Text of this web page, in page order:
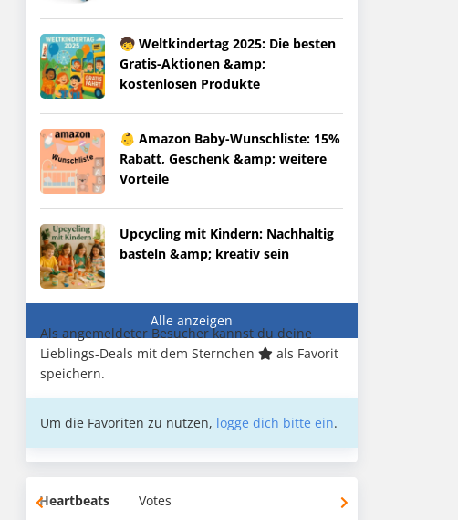
🧒 Weltkindertag 2025: Die besten
Gratis-Aktionen &amp;
kostenlosen Produkte
👶 Amazon Baby-Wunschliste: 15%
Rabatt, Geschenk &amp; weitere
Vorteile
Upcycling mit Kindern: Nachhaltig
basteln &amp; kreativ sein
Alle anzeigen
Als angemeldeter Besucher kannst du deine
Lieblings-Deals mit dem Sternchen
als Favorit
speichern.
Um die Favoriten zu nutzen, logge dich bitte ein.
Heartbeats Votes